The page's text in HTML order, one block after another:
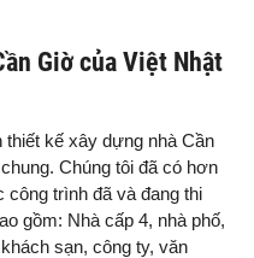
Giờ của Việt Nhật
kế xây dựng nhà Cần
Chúng tôi đã có hơn
công trình đã và đang thi
gồm: Nhà cấp 4, nhà phố,
sạn, công ty, văn